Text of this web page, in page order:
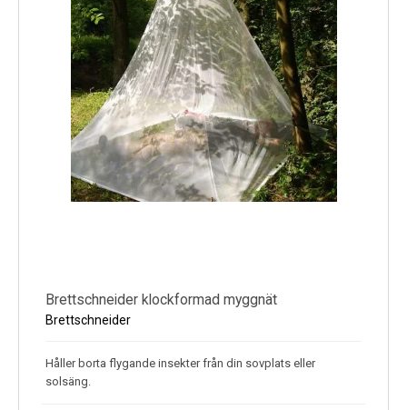
Brettschneider klockformad myggnät
Brettschneider
Håller borta flygande insekter från din sovplats eller
solsäng.